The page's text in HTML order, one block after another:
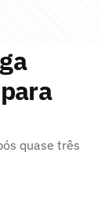
quase três